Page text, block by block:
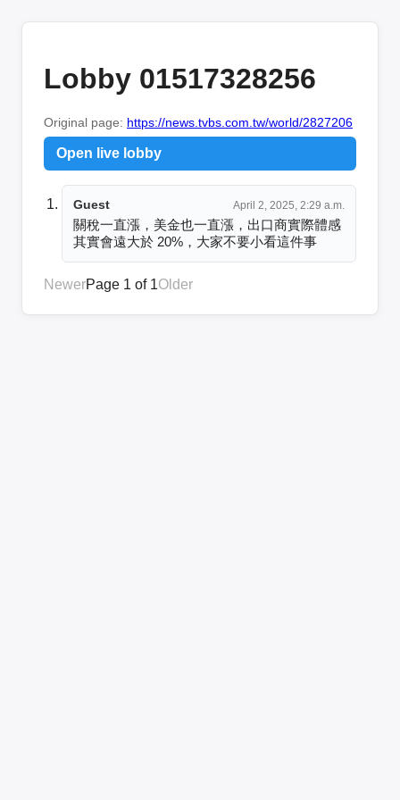
Lobby 01517328256
Original page: https://news.tvbs.com.tw/world/2827206
Open live lobby
Guest April 2, 2025, 2:29 a.m.
關稅一直漲，美金也一直漲，出口商實際體感
其實會遠大於 20%，大家不要小看這件事
NewerPage 1 of 1Older